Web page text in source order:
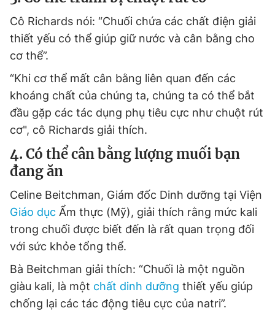
Cô Richards nói: “Chuối chứa các chất điện giải
thiết yếu có thể giúp giữ nước và cân bằng cho
cơ thể”.
“Khi cơ thể mất cân bằng liên quan đến các
khoáng chất của chúng ta, chúng ta có thể bắt
đầu gặp các tác dụng phụ tiêu cực như chuột rút
cơ", cô Richards giải thích.
4. Có thể cân bằng lượng muối bạn
đang ăn
Celine Beitchman, Giám đốc Dinh dưỡng tại Viện
Giáo dục Ẩm thực (Mỹ), giải thích rằng mức kali
trong chuối được biết đến là rất quan trọng đối
với sức khỏe tổng thể.
Bà Beitchman giải thích: “Chuối là một nguồn
giàu kali, là một chất dinh dưỡng thiết yếu giúp
chống lại các tác động tiêu cực của natri”.